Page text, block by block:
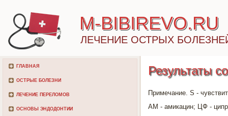
M-BIBIREVO.RU
ЛЕЧЕНИЕ ОСТРЫХ
ГЛАВНАЯ
ОСТРЫЕ БОЛЕЗНИ
ЛЕЧЕНИЕ ПЕРЕЛОМОВ
ОСНОВЫ ЭНДОДОНТИИ
Результаты
Примечание. S -
АМ - амикацин; ЦФ -